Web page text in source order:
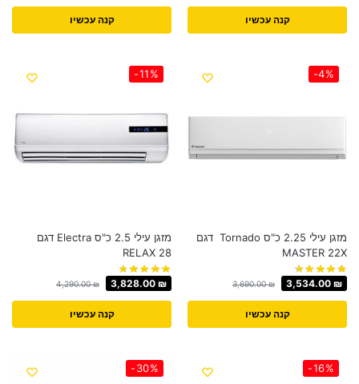
קנה עכשיו קנה עכשיו
-4%
מזגן עילי 2.25 כ"ס Tornado דגם
MASTER 22X
3,690.00₪ 3,534.00 ₪
קנה עכשיו
-11%
מזגן עילי 2.5 כ"ס Electra דגם
RELAX 28
4,290.00₪ 3,828.00 ₪
קנה עכשיו
-16%
-30%